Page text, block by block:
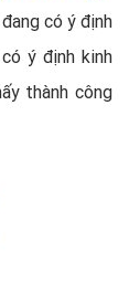
có ý định
ý định kinh
thành công